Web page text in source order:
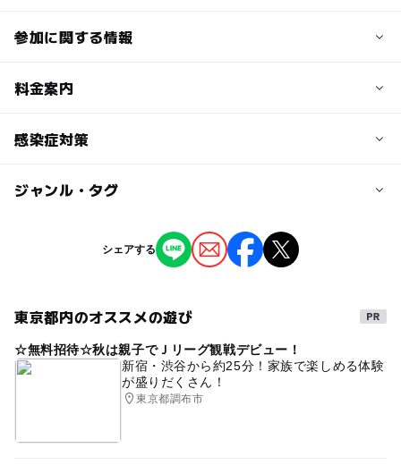
参加に関する情報
定員
中学生･高校生大人
予約必要
最終応募締切 2026-6-24(水)
料金案内
子供の料金
入場無料ですが、ワークショップにはメニューごとの制作
費がかかります。
大人の料金
無料
感染症対策
スタッフの体調管理には十分に留意しております。
ジャンル・タグ
ものづくり・学び体験
タグ
親子で楽しめる ものづくり 制作体験
駐輪場無料
大人 屋内遊び場
シェアする
東京都内のオススメの遊び
☆無料招待☆秋は親子でＪリーグ観戦デビュー！
新宿・渋谷から約25分！家族で楽しめる体験
が盛りだくさん！
東京都調布市